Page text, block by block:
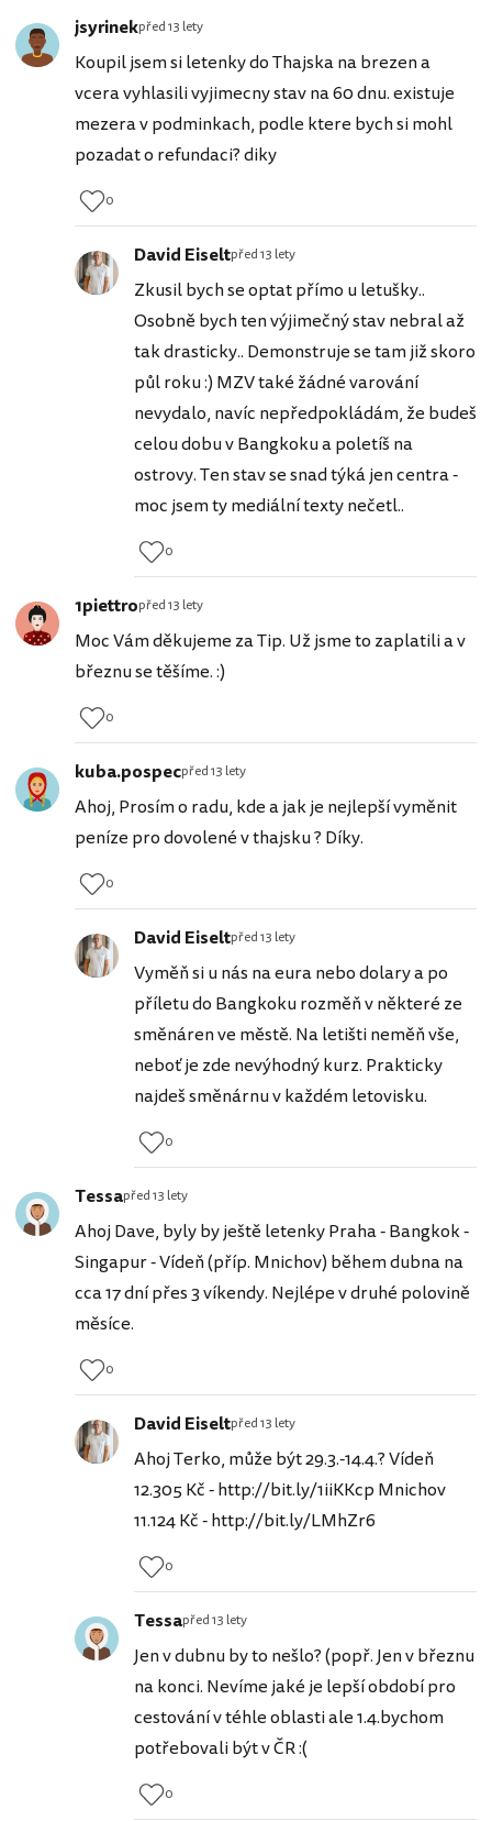
jsyrinekpřed 13 lety
Koupil jsem si letenky do Thajska na brezen a
vcera vyhlasili vyjimecny stav na 60 dnu. existuje
mezera v podminkach, podle ktere bych si mohl
pozadat o refundaci? diky
0
David Eiseltpřed 13 lety
Zkusil bych se optat přímo u letušky..
Osobně bych ten výjimečný stav nebral až
tak drasticky.. Demonstruje se tam již skoro
půl roku :) MZV také žádné varování
nevydalo, navíc nepředpokládám, že budeš
celou dobu v Bangkoku a poletíš na
ostrovy. Ten stav se snad týká jen centra -
moc jsem ty mediální texty nečetl..
0
1piettropřed 13 lety
Moc Vám děkujeme za Tip. Už jsme to zaplatili a v
březnu se těšíme. :)
0
kuba.pospecpřed 13 lety
Ahoj, Prosím o radu, kde a jak je nejlepší vyměnit
peníze pro dovolené v thajsku ? Díky.
0
David Eiseltpřed 13 lety
Vyměň si u nás na eura nebo dolary a po
příletu do Bangkoku rozměň v některé ze
směnáren ve městě. Na letišti neměň vše,
neboť je zde nevýhodný kurz. Prakticky
najdeš směnárnu v každém letovisku.
0
Tessapřed 13 lety
Ahoj Dave, byly by ještě letenky Praha - Bangkok -
Singapur - Vídeň (příp. Mnichov) během dubna na
cca 17 dní přes 3 víkendy. Nejlépe v druhé polovině
měsíce.
0
David Eiseltpřed 13 lety
Ahoj Terko, může být 29.3.-14.4.? Vídeň
12.305 Kč - http://bit.ly/1iiKKcp Mnichov
11.124 Kč - http://bit.ly/LMhZr6
0
Tessapřed 13 lety
Jen v dubnu by to nešlo? (popř. Jen v březnu
na konci. Nevíme jaké je lepší období pro
cestování v téhle oblasti ale 1.4.bychom
potřebovali být v ČR :(
0